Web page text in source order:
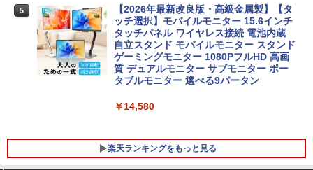
￥19,800
MS限定クーポンあり! 【Win11正式対
応】Webカメラ&テンキー付き ノートパ
ソコン 中古 パソコン メモリ 8GB 最大3
ore i5搭載 DVD 中古ノートパソコン Win
￥29,800
￥45,700
【中古】初心者も安心！おまかせゲーミ
ングセット SILVER 中古デスクトップPC
Win11 Office 24型液晶 ゲーミングキー
￥65,980
5
【2026年最新改良版・高級金属製】【タ
ッチ選択】モバイルモニター 15.6インチ
タッチパネル ワイヤレス接続 電池内蔵
自立スタンド モバイルモニター スタンド
ゲーミングモニター 1080PフルHD 高画
質 デュアルモニター サブモニター ポー
タブルモニター 選べる9パータン
￥14,580
楽天ランキングをもっと見る